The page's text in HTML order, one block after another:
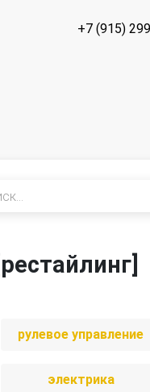
+7 (915)
рулевое управление
электрика